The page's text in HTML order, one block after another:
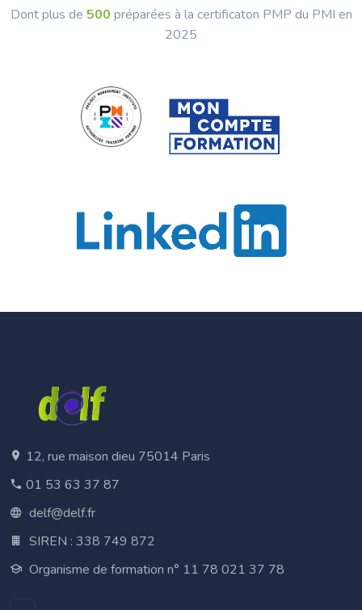
Dont plus de 500 préparées à la certificaton PMP du PMI en
2025
12, rue maison dieu 75014 Paris
01 53 63 37 87
delf@delf.fr
SIREN : 338 749 872
Organisme de formation n° 11 78 021 37 78